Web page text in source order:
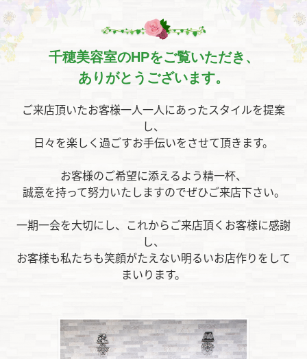
千穂美容室のHPをご覧いただき、
ありがとうございます。
ご来店頂いたお客様一人一人にあったスタイルを提案
し、
日々を楽しく過ごすお手伝いをさせて頂きます。
お客様のご希望に添えるよう精一杯、
誠意を持って努力いたしますのでぜひご来店下さい。
一期一会を大切にし、これからご来店頂くお客様に感謝
し、
お客様も私たちも笑顔がたえない明るいお店作りをして
まいります。